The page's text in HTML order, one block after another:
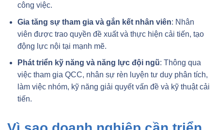
công việc.
Gia tăng sự tham gia và gắn kết nhân viên: Nhân
viên được trao quyền đề xuất và thực hiện cải tiến, tạo
động lực nội tại mạnh mẽ.
Phát triển kỹ năng và năng lực đội ngũ: Thông qua
việc tham gia QCC, nhân sự rèn luyện tư duy phân tích,
làm việc nhóm, kỹ năng giải quyết vấn đề và kỹ thuật cải
tiến.